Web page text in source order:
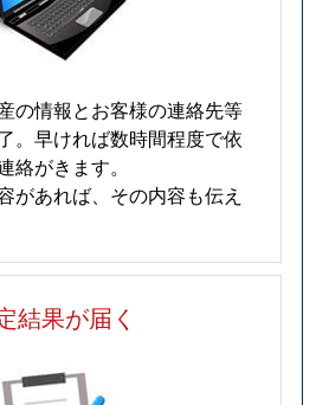
の情報とお客様の連絡先等
。早ければ数時間程度で依
絡がきます。
があれば、その内容も伝え
結果が届く